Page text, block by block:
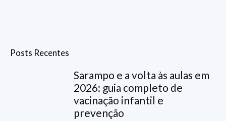
Posts Recentes
Sarampo e a volta às aulas em
2026: guia completo de
vacinação infantil e
prevenção